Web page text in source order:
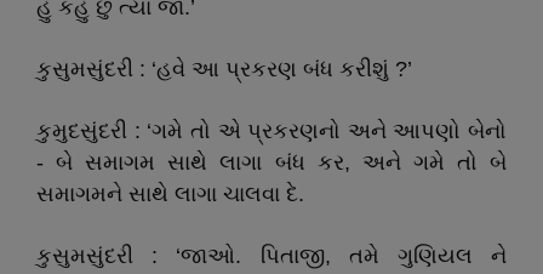
હું કહું છું ત્યાં જા.’
કુસુમસુંદરી : ‘હવે આ પ્રકરણ બંધ કરીશું ?’
કુમુદસુંદરી : ‘ગમે તો એ પ્રકરણનો અને આપણો બેનો
- બે સમાગમ સાથે લાગા બંધ કર, અને ગમે તો બે
સમાગમને સાથે લાગા ચાલવા દે.
કુસુમસુંદરી : ‘જાઓ. પિતાજી, તમે ગુણિયલ ને